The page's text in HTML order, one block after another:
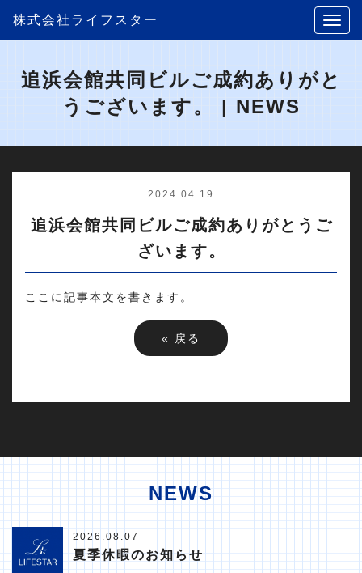
株式会社ライフスター
追浜会館共同ビルご成約ありがと
うございます。 | NEWS
2024.04.19
追浜会館共同ビルご成約ありがとうご
ざいます。
ここに記事本文を書きます。
« 戻る
NEWS
2026.08.07
夏季休暇のお知らせ